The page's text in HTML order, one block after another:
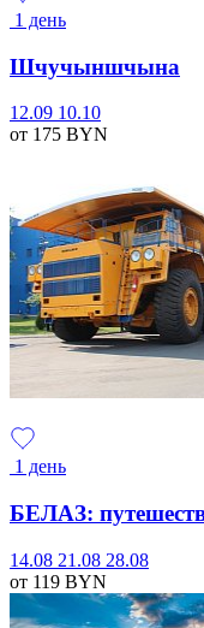
1 день
Шчучыншчына
12.09 10.10
от 175 BYN
1 день
БЕЛАЗ:
14.08 21.08 28.08
от 119 BYN